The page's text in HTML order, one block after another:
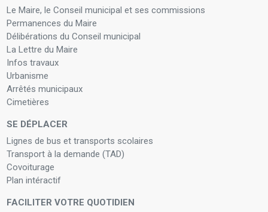
Le Maire, le Conseil municipal et ses commissions
Permanences du Maire
Délibérations du Conseil municipal
La Lettre du Maire
Infos travaux
Urbanisme
Arrêtés municipaux
Cimetières
SE DÉPLACER
Lignes de bus et transports scolaires
Transport à la demande (TAD)
Covoiturage
Plan intéractif
FACILITER VOTRE QUOTIDIEN